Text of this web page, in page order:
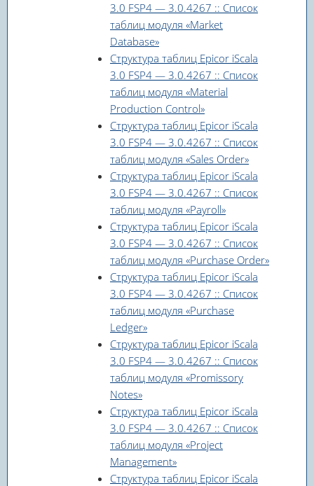
3.0 FSP4 — 3.0.4267 :: Список
таблиц модуля «Market
Database»
Структура таблиц Epicor iScala
3.0 FSP4 — 3.0.4267 :: Список
таблиц модуля «Material
Production Control»
Структура таблиц Epicor iScala
3.0 FSP4 — 3.0.4267 :: Список
таблиц модуля «Sales Order»
Структура таблиц Epicor iScala
3.0 FSP4 — 3.0.4267 :: Список
таблиц модуля «Payroll»
Структура таблиц Epicor iScala
3.0 FSP4 — 3.0.4267 :: Список
таблиц модуля «Purchase Order»
Структура таблиц Epicor iScala
3.0 FSP4 — 3.0.4267 :: Список
таблиц модуля «Purchase
Ledger»
Структура таблиц Epicor iScala
3.0 FSP4 — 3.0.4267 :: Список
таблиц модуля «Promissory
Notes»
Структура таблиц Epicor iScala
3.0 FSP4 — 3.0.4267 :: Список
таблиц модуля «Project
Management»
Структура таблиц Epicor iScala